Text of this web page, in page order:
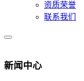
资质荣誉
联系我们
新闻中心